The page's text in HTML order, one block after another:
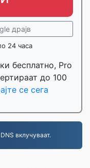
драјв
24 часа
бесплатно, Pro
до 100
се сега
вклучуваат.